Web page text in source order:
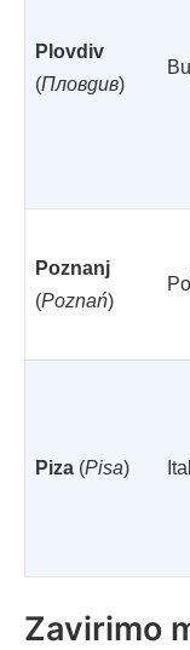
Plovdiv
(Пловдив)
Poznanj
(Poznań)
Piza (Pisa)
Zavirimo